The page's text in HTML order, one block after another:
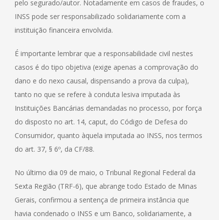
pelo segurado/autor. Notadamente em casos de fraudes, o
INSS pode ser responsabilizado solidariamente com a
instituição financeira envolvida.
É importante lembrar que a responsabilidade civil nestes
casos é do tipo objetiva (exige apenas a comprovação do
dano e do nexo causal, dispensando a prova da culpa),
tanto no que se refere à conduta lesiva imputada às
Instituições Bancárias demandadas no processo, por força
do disposto no art. 14, caput, do Código de Defesa do
Consumidor, quanto àquela imputada ao INSS, nos termos
do art. 37, § 6º, da CF/88.
No último dia 09 de maio, o Tribunal Regional Federal da
Sexta Região (TRF-6), que abrange todo Estado de Minas
Gerais, confirmou a sentença de primeira instância que
havia condenado o INSS e um Banco, solidariamente, a